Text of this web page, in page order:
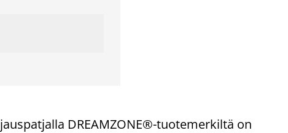
DREAMZONE®-tuotemerkiltä on